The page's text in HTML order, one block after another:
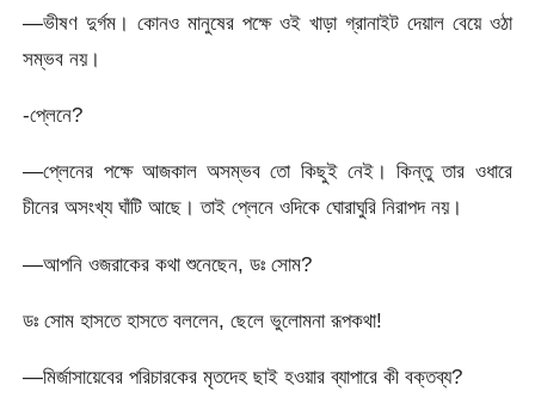
—ভীষণ দুর্গম। কোনও মানুষের পক্ষে ওই খাড়া গ্রানাইট দেয়াল বেয়ে ওঠা
সম্ভব নয়।
-প্লেনে?
—প্লেনের পক্ষে আজকাল অসম্ভব তো কিছুই নেই। কিন্তু তার ওধারে
চীনের অসংখ্য ঘাঁটি আছে। তাই প্লেনে ওদিকে ঘোরাঘুরি নিরাপদ নয়।
—আপনি ওজরাকের কথা শুনেছেন, ডঃ সোম?
ডঃ সোম হাসতে হাসতে বললেন, ছেলে ভুলোমনা রূপকথা!
—মির্জাসায়েবের পরিচারকের মৃতদেহ ছাই হওয়ার ব্যাপারে কী বক্তব্য?